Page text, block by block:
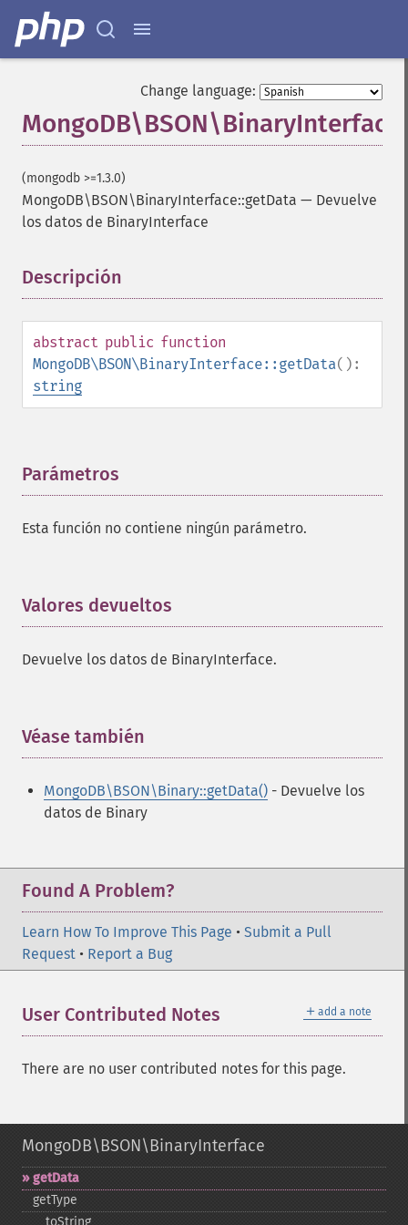
Change language:
(mongodb >=1.3.0)
MongoDB\BSON\BinaryInterface::getData — Devuelve
los datos de BinaryInterface
Descripción
abstract public function
MongoDB\BSON\BinaryInterface::getData():
string
Parámetros
Esta función no contiene ningún parámetro.
Valores devueltos
Devuelve los datos de BinaryInterface.
Véase también
MongoDB\BSON\Binary::getData() - Devuelve los
datos de Binary
Found A Problem?
Learn How To Improve This Page • Submit a Pull
Request • Report a Bug
＋ add a note
User Contributed Notes
There are no user contributed notes for this page.
MongoDB\BSON\BinaryInterface
getData
getType
_​_​toString